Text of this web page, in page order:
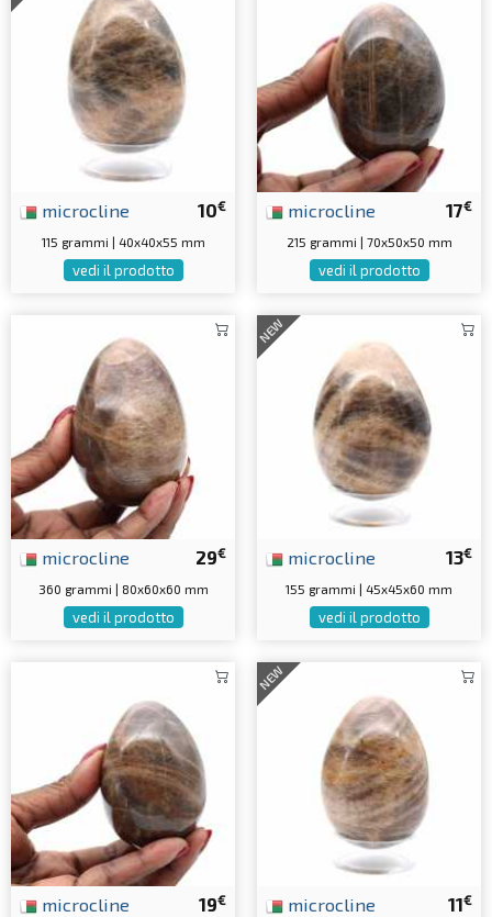
10€
microcline
115 grammi | 40x40x55 mm
vedi il prodotto
17€
microcline
215 grammi | 70x50x50 mm
vedi il prodotto
29€
microcline
360 grammi | 80x60x60 mm
vedi il prodotto
NEW
13€
microcline
155 grammi | 45x45x60 mm
vedi il prodotto
19€
microcline
NEW
11€
microcline